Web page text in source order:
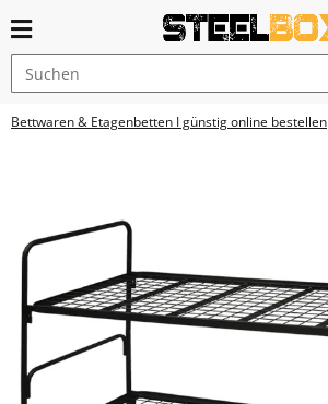
Bettwaren & Etagenbetten I günstig online bestellen